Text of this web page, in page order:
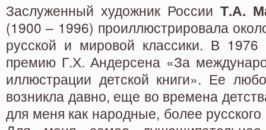
Заслуженный художник России Т.А.
(1900 – 1996) проиллюстрировала
русской и мировой классики. В 1976
премию Г.Х. Андерсена «За
иллюстрации детской книги». Ее
возникла давно, еще во времена
для меня как народные, более